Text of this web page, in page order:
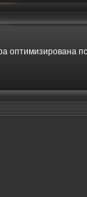
оптимизирована